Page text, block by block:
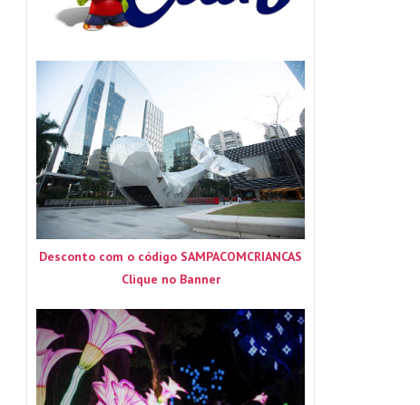
Desconto com o código SAMPACOMCRIANCAS
Clique no Banner